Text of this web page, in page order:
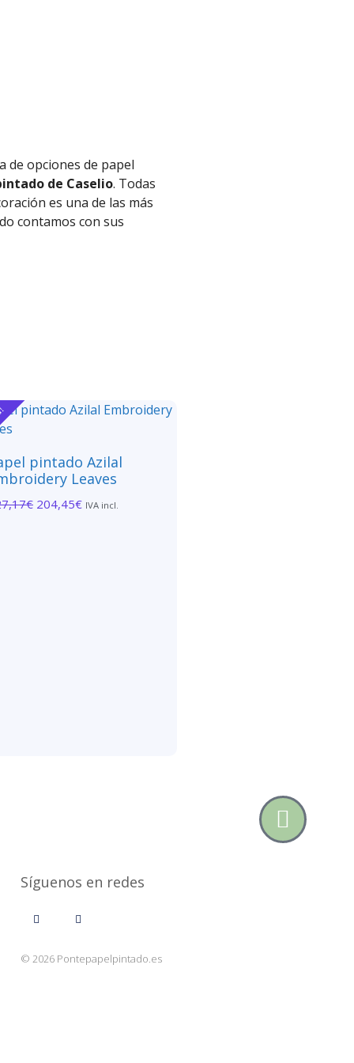
de opciones de papel
de Caselio. Todas
es una de las más
contamos con sus
pintado Azilal
Leaves
€ 204,45€ IVA incl.
Síguenos en redes
© 2026 Pontepapelpintado.es